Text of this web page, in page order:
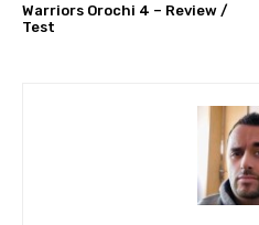
Warriors Orochi 4 – Review /
Test